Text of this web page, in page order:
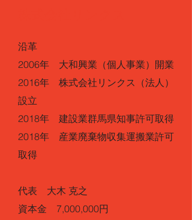
沿革
2006年 大和興業（個人事業）開業
2016年 株式会社リンクス（法人）
設立
2018年 建設業群馬県知事許可取得
2018年 産業廃棄物収集運搬業許可
取得
​代表 大木 克之
資本金 7,000,000円